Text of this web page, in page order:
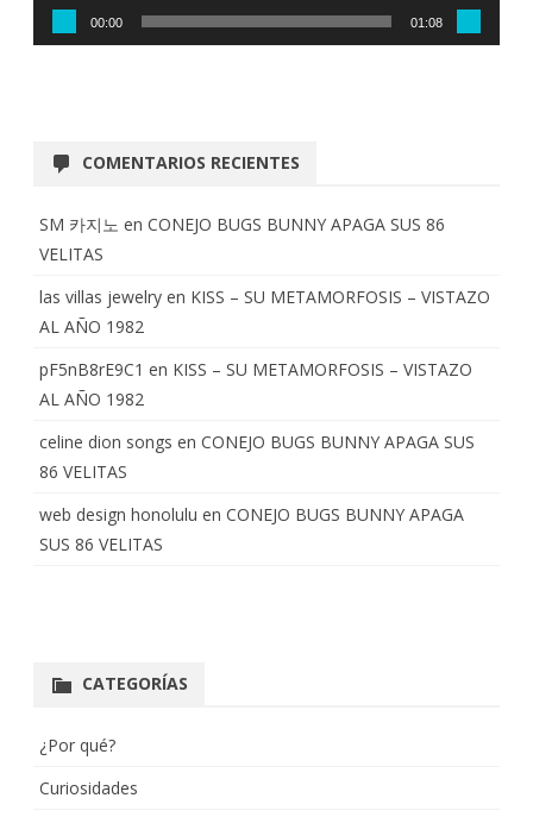
00:00 01:08
COMENTARIOS RECIENTES
SM 카지노 en CONEJO BUGS BUNNY APAGA SUS 86
VELITAS
las villas jewelry en KISS – SU METAMORFOSIS – VISTAZO
AL AÑO 1982
pF5nB8rE9C1 en KISS – SU METAMORFOSIS – VISTAZO
AL AÑO 1982
celine dion songs en CONEJO BUGS BUNNY APAGA SUS
86 VELITAS
web design honolulu en CONEJO BUGS BUNNY APAGA
SUS 86 VELITAS
CATEGORÍAS
¿Por qué?
Curiosidades